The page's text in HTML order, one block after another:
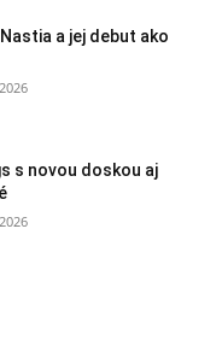
a jej debut ako
s novou doskou aj